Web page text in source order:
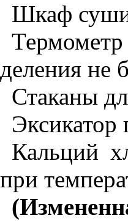
Шкаф
деления не
Стаканы
Кальций
при